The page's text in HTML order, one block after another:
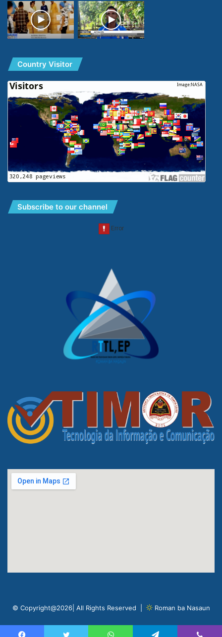
Country Visitor
Subscribe to our channel
© Copyright@2026| All Rights Reserved | Roman ba Nasaun